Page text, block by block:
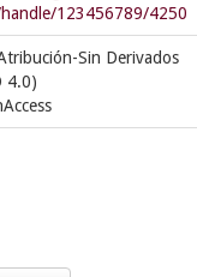
123456789/4250
Sin Derivados
4.0)